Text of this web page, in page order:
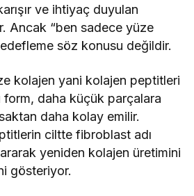
ve ihtiyaç duyulan
Ancak “ben sadece yüze
söz konusu değildir.
kolajen yani kolajen peptitleri
daha küçük parçalara
daha kolay emilir.
ciltte fibroblast adı
yeniden kolajen üretimini
gösteriyor.